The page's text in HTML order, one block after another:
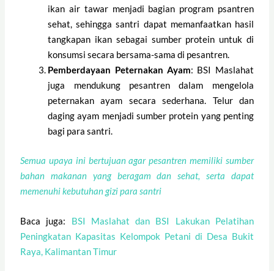
ikan air tawar menjadi bagian program psantren
sehat, sehingga santri dapat memanfaatkan hasil
tangkapan ikan sebagai sumber protein untuk di
konsumsi secara bersama-sama di pesantren.
Pemberdayaan Peternakan Ayam: BSI Maslahat
juga mendukung pesantren dalam mengelola
peternakan ayam secara sederhana. Telur dan
daging ayam menjadi sumber protein yang penting
bagi para santri.
Semua upaya ini bertujuan agar pesantren memiliki sumber
bahan makanan yang beragam dan sehat, serta dapat
memenuhi kebutuhan gizi para santri
Baca juga: BSI Maslahat dan BSI Lakukan Pelatihan
Peningkatan Kapasitas Kelompok Petani di Desa Bukit
Raya, Kalimantan Timur